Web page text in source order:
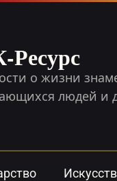
Ресурс
о жизни
людей и